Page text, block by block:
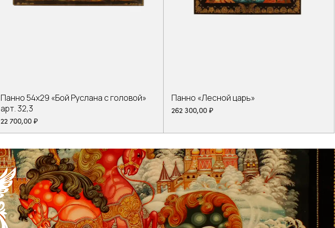
Панно 54х29 «Бой Руслана с головой»
арт. 32,3
22 700,00 ₽
Панно «Лесной царь»
262 300,00 ₽